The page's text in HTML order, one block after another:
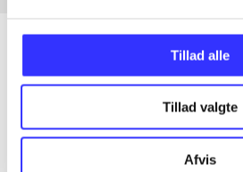
Tillad alle
Tillad valgte
Afvis
Alle registrerede artikler fordelt